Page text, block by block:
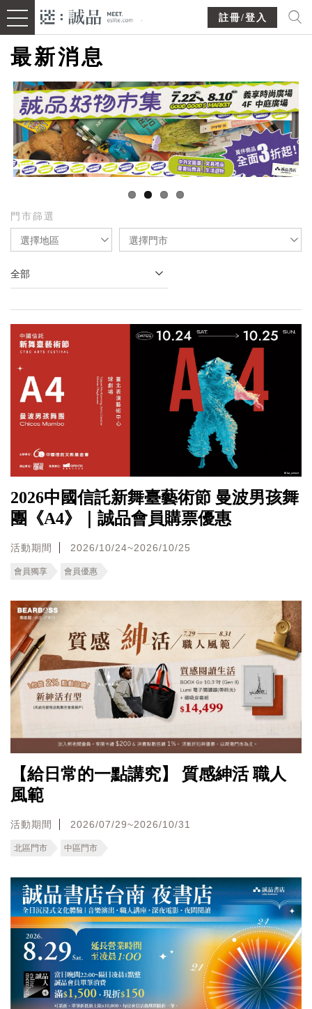
註冊/登入
最新消息
門市篩選
選擇地區 選擇門市
全部
2026中國信託新舞臺藝術節 曼波男孩舞
團《A4》｜誠品會員購票優惠
活動期間 2026/10/24~2026/10/25
會員獨享 會員優惠
【給日常的一點講究】 質感紳活 職人
風範
活動期間 2026/07/29~2026/10/31
北區門市 中區門市